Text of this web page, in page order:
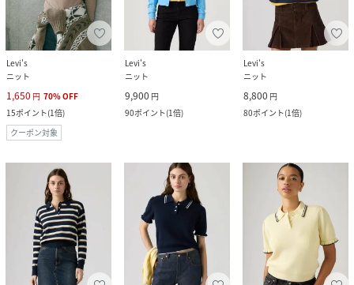
Levi's
ニット
1,650 円 70%OFF
15ポイント(1倍)
クーポン対象
Levi's
ニット
9,900 円
90ポイント(1倍)
Levi's
ニット
8,800 円
80ポイント(1倍)